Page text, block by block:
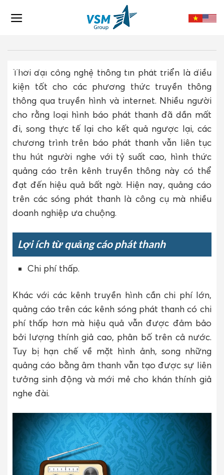
DỊCH VỤ QUẢNG CÁO PHÁT THANH
Thời đại công nghệ thông tin phát triển là điều
kiện tốt cho các phương thức truyền thông
thông qua truyền hình và internet. Nhiều người
cho rằng loại hình báo phát thanh đã dần mất
đi, song thực tế lại cho kết quả ngược lại, các
chương trình trên báo phát thanh vẫn liên tục
thu hút người nghe với tỷ suất cao, hình thức
quảng cáo trên kênh truyền thông này có thể
đạt đến hiệu quả bất ngờ. Hiện nay, quảng cáo
trên các sóng phát thanh là công cụ mà nhiều
doanh nghiệp ưa chuộng.
Lợi ích từ quảng cáo phát thanh
Chi phí thấp.
Khác với các kênh truyền hình cần chi phí lớn,
quảng cáo trên các kênh sóng phát thanh có chi
phí thấp hơn mà hiệu quả vẫn được đảm bảo
bởi lượng thính giả cao, phân bố trên cả nước.
Tuy bị hạn chế về mặt hình ảnh, song những
quảng cáo bằng âm thanh vẫn tạo được sự liên
tưởng sinh động và mới mẻ cho khán thính giả
nghe đài.